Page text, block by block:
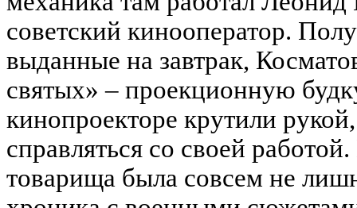
советский кинооператор.
выданные на завтрак,
святых» – проекционную
кинопроекторе крутили
справляться со своей
товарища была совсем не